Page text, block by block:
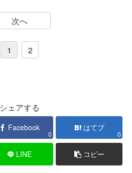
次へ
1 2
シェアする
Facebook
0
はてブ
0
LINE コピー